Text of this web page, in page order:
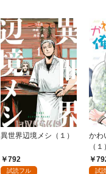
異世界辺境メシ（１）
792
試読フル
かわ
（１）
試